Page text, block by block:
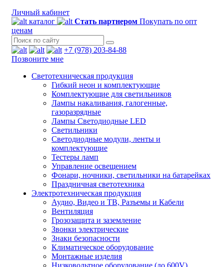
Личный кабинет
каталог
Стать партнером Покупать по опт
ценам
+7 (978) 203-84-88
Позвоните мне
Светотехническая продукция
Гибкий неон и комплектующие
Комплектующие для светильников
Лампы накаливания, галогенные,
газоразрядные
Лампы Светодиодные LED
Светильники
Светодиодные модули, ленты и
комплектующие
Тестеры ламп
Управление освещением
Фонари, ночники, светильники на батарейках
Праздничная светотехника
Электротехническая продукция
Аудио, Видео и ТВ, Разъемы и Кабели
Вентиляция
Грозозащита и заземление
Звонки электрические
Знаки безопасности
Климатическое оборудование
Монтажные изделия
Низковольтное оборудование (до 600V)